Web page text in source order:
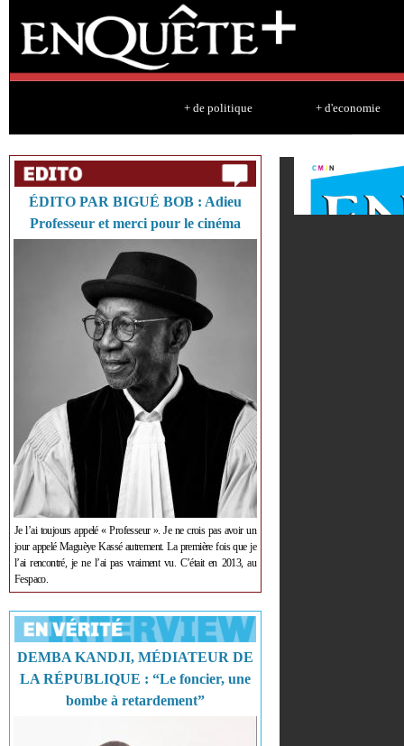
+ de politique + d'economie
ÉDITO PAR BIGUÉ BOB : Adieu
Professeur et merci pour le cinéma
Je l’ai toujours appelé « Professeur ». Je ne crois pas avoir un
jour appelé Maguèye Kassé autrement. La première fois que je
l’ai rencontré, je ne l’ai pas vraiment vu. C’était en 2013, au
Fespaco.
DEMBA KANDJI, MÉDIATEUR DE
LA RÉPUBLIQUE : “Le foncier, une
bombe à retardement”